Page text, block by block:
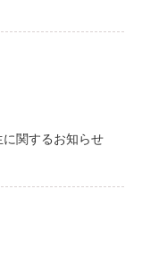
関するお知らせ